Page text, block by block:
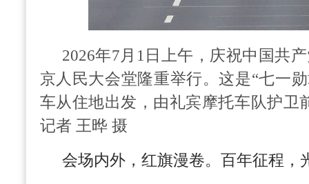
2026年7月1日上午，庆祝中国共
京人民大会堂隆重举行。这是“七一
车从住地出发，由礼宾摩托车队护卫
记者 王晔 摄
会场内外，红旗漫卷。百年征程，